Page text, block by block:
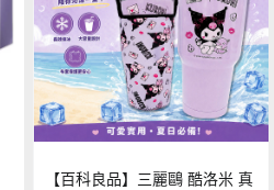
【百科良品】三麗鷗 酷洛米 真